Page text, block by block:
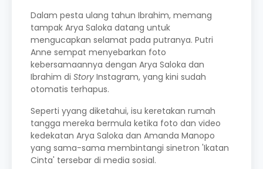
Dalam pesta ulang tahun Ibrahim, memang
tampak Arya Saloka datang untuk
mengucapkan selamat pada putranya. Putri
Anne sempat menyebarkan foto
kebersamaannya dengan Arya Saloka dan
Ibrahim di Story Instagram, yang kini sudah
otomatis terhapus.
Seperti yyang diketahui, isu keretakan rumah
tangga mereka bermula ketika foto dan video
kedekatan Arya Saloka dan Amanda Manopo
yang sama-sama membintangi sinetron 'Ikatan
Cinta' tersebar di media sosial.